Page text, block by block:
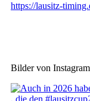
https://lausitz-
Bilder von Instagram